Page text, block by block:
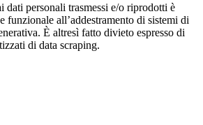
dati personali trasmessi e/o riprodotti è
funzionale all’addestramento di sistemi di
È altresì fatto divieto espresso di
di data scraping.